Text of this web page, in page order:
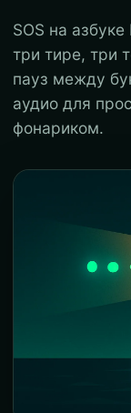
SOS на
три тире, три
пауз между
аудио для
фонариком.